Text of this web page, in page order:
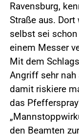
Ravensburg,
Straße aus. Dort
selbst sei
einem Messer
Mit dem
Angriff sehr nah
damit riskiere
das
den Beamten